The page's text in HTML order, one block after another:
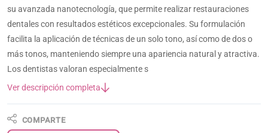
su avanzada nanotecnología, que permite realizar restauraciones
dentales con resultados estéticos excepcionales. Su formulación
facilita la aplicación de técnicas de un solo tono, así como de dos o
más tonos, manteniendo siempre una apariencia natural y atractiva.
Los dentistas valoran especialmente s
Ver descripción completa
COMPARTE